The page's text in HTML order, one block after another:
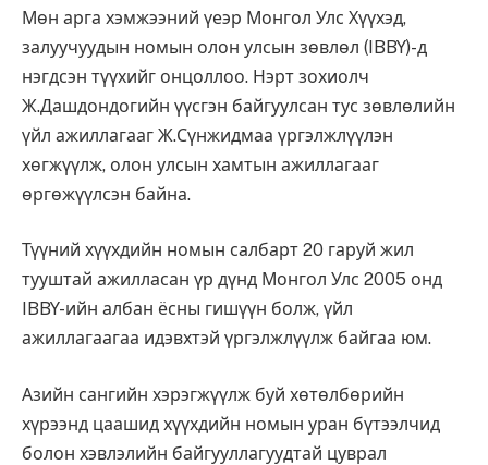
Мөн арга хэмжээний үеэр Монгол Улс Хүүхэд,
залуучуудын номын олон улсын зөвлөл (IBBY)-д
нэгдсэн түүхийг онцоллоо. Нэрт зохиолч
Ж.Дашдондогийн үүсгэн байгуулсан тус зөвлөлийн
үйл ажиллагааг Ж.Сүнжидмаа үргэлжлүүлэн
хөгжүүлж, олон улсын хамтын ажиллагааг
өргөжүүлсэн байна.
Түүний хүүхдийн номын салбарт 20 гаруй жил
тууштай ажилласан үр дүнд Монгол Улс 2005 онд
IBBY-ийн албан ёсны гишүүн болж, үйл
ажиллагаагаа идэвхтэй үргэлжлүүлж байгаа юм.
Азийн сангийн хэрэгжүүлж буй хөтөлбөрийн
хүрээнд цаашид хүүхдийн номын уран бүтээлчид
болон хэвлэлийн байгууллагуудтай цуврал